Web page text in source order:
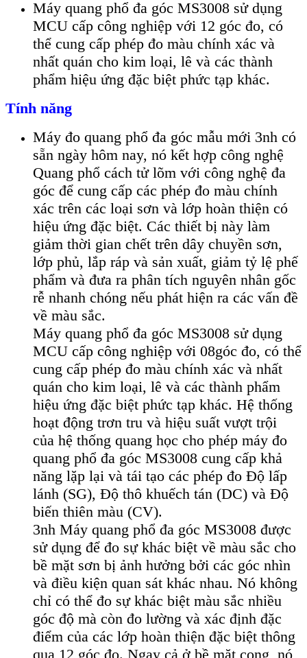
Máy quang phổ đa góc MS3008 sử dụng
MCU cấp công nghiệp với 12 góc đo, có
thể cung cấp phép đo màu chính xác và
nhất quán cho kim loại, lê và các thành
phẩm hiệu ứng đặc biệt phức tạp khác.
Tính năng
Máy đo quang phổ đa góc mẫu mới 3nh có
sẵn ngày hôm nay, nó kết hợp công nghệ
Quang phổ cách tử lõm với công nghệ đa
góc để cung cấp các phép đo màu chính
xác trên các loại sơn và lớp hoàn thiện có
hiệu ứng đặc biệt. Các thiết bị này làm
giảm thời gian chết trên dây chuyền sơn,
lớp phủ, lắp ráp và sản xuất, giảm tỷ lệ phế
phẩm và đưa ra phân tích nguyên nhân gốc
rễ nhanh chóng nếu phát hiện ra các vấn đề
về màu sắc.
Máy quang phổ đa góc MS3008 sử dụng
MCU cấp công nghiệp với 08góc đo, có thể
cung cấp phép đo màu chính xác và nhất
quán cho kim loại, lê và các thành phẩm
hiệu ứng đặc biệt phức tạp khác. Hệ thống
hoạt động trơn tru và hiệu suất vượt trội
của hệ thống quang học cho phép máy đo
quang phổ đa góc MS3008 cung cấp khả
năng lặp lại và tái tạo các phép đo Độ lấp
lánh (SG), Độ thô khuếch tán (DC) và Độ
biến thiên màu (CV).
3nh Máy quang phổ đa góc MS3008 được
sử dụng để đo sự khác biệt về màu sắc cho
bề mặt sơn bị ảnh hưởng bởi các góc nhìn
và điều kiện quan sát khác nhau. Nó không
chỉ có thể đo sự khác biệt màu sắc nhiều
góc độ mà còn đo lường và xác định đặc
điểm của các lớp hoàn thiện đặc biệt thông
qua 12 góc đo. Ngay cả ở bề mặt cong, nó